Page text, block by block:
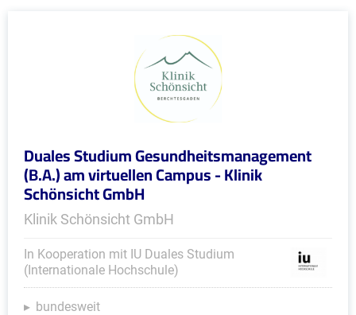
Duales Studium Gesundheitsmanagement
(B.A.) am virtuellen Campus - Klinik
Schönsicht GmbH
Klinik Schönsicht GmbH
In Kooperation mit IU Duales Studium
(Internationale Hochschule)
bundesweit